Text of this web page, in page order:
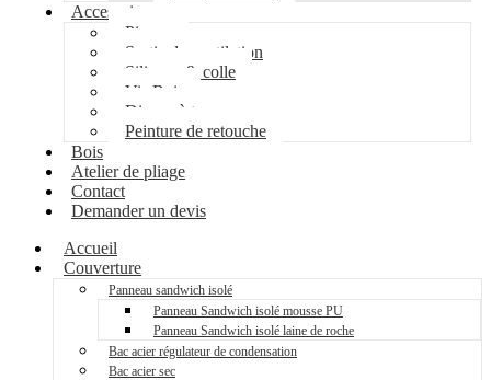
Accessoires
Pipeco
Sortie de ventilation
Silicone & colle
Vis Bois
Disque à tronçonner
Peinture de retouche
Bois
Atelier de pliage
Contact
Demander un devis
Accueil
Couverture
Panneau sandwich isolé
Panneau Sandwich isolé mousse PU
Panneau Sandwich isolé laine de roche
Bac acier régulateur de condensation
Bac acier sec